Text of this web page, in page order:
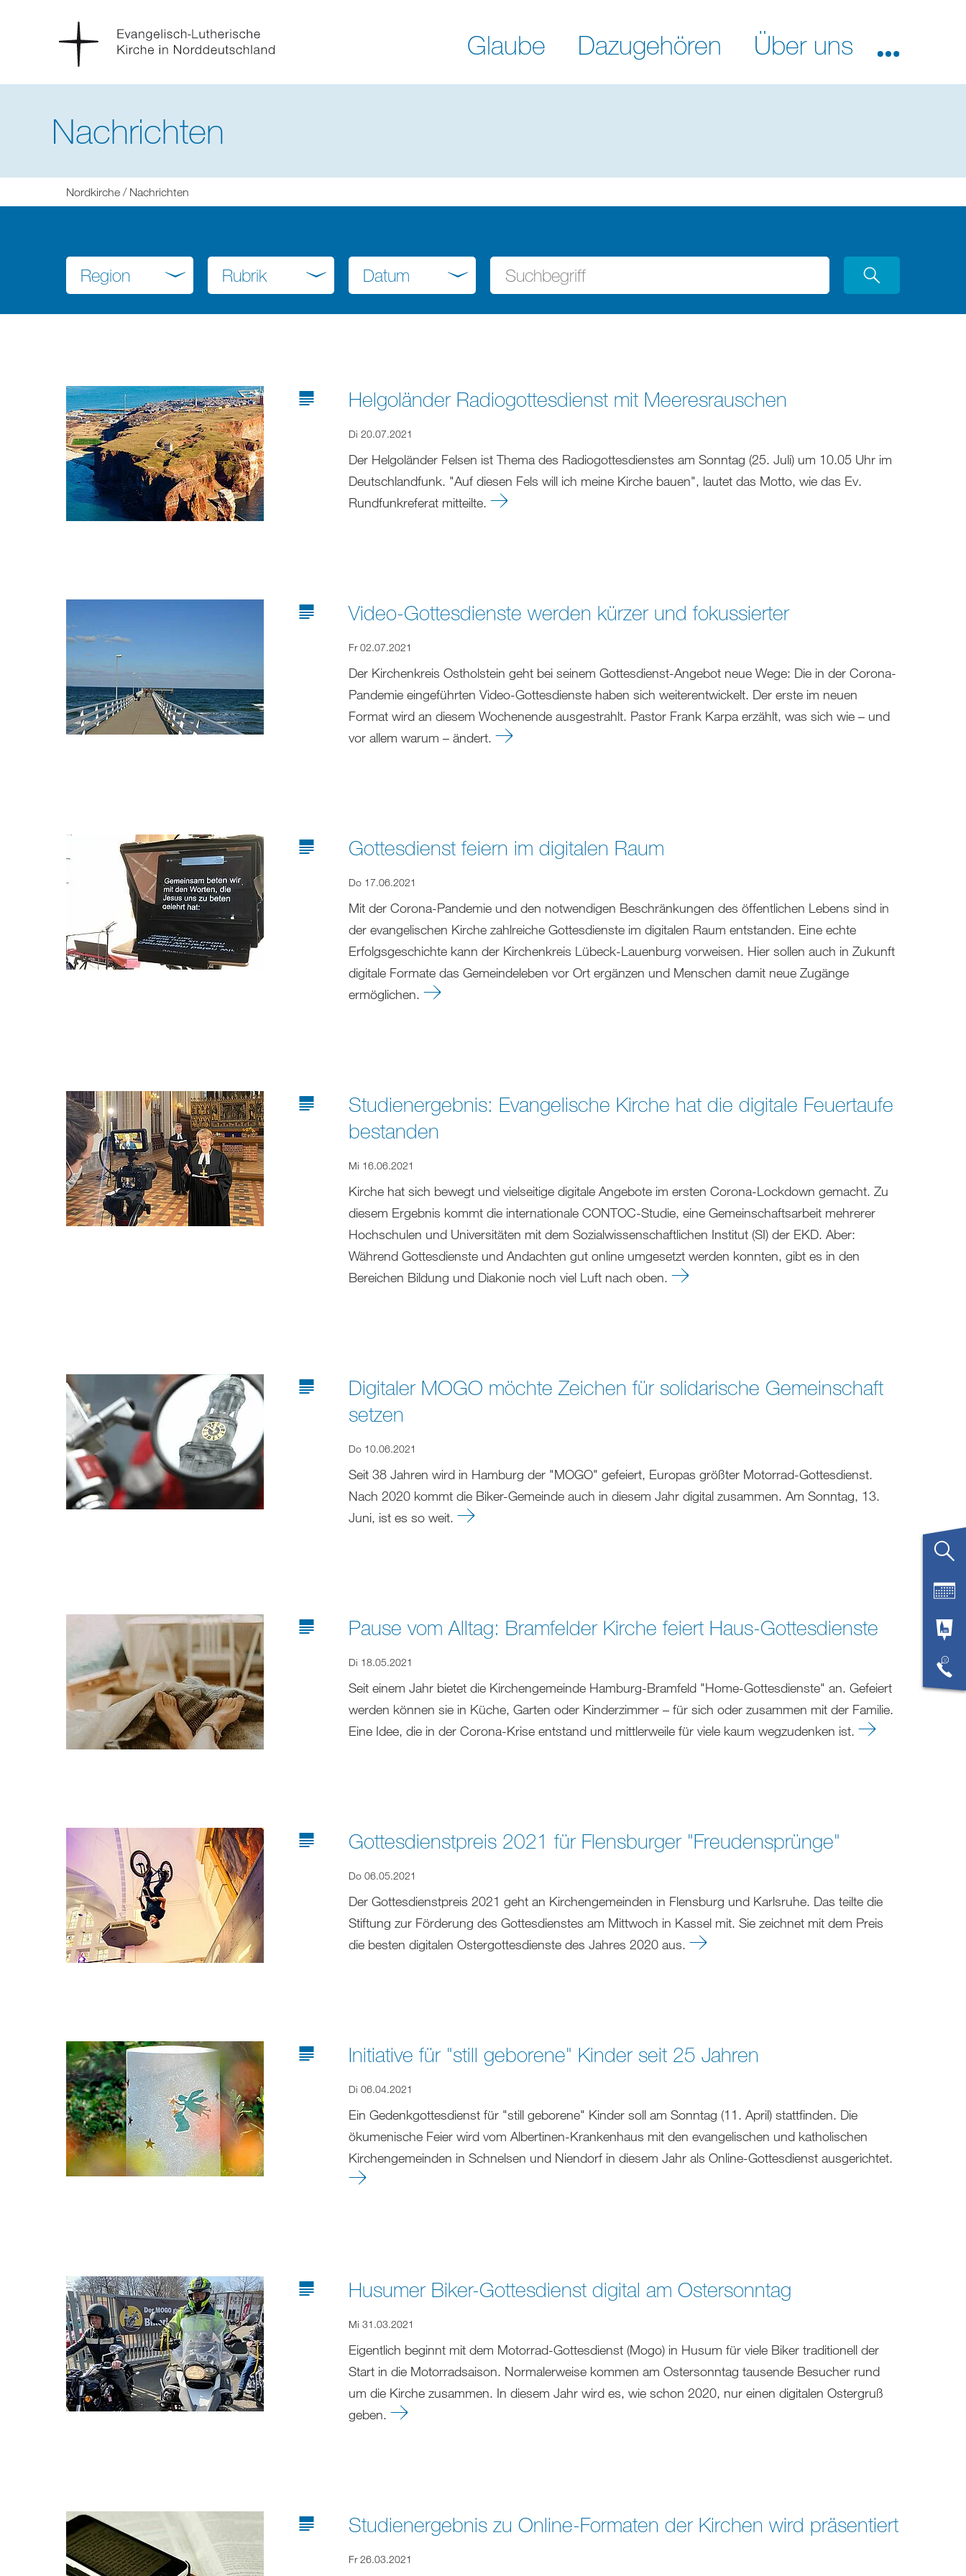
Glaube Dazugehören Über uns
Nachrichten
befinden
Nordkirche Nachrichten
Region Rubrik Datum
Helgoländer Radiogottesdienst mit Meeresrauschen
Di 20.07.2021
Der Helgoländer Felsen ist Thema des Radiogottesdienstes am Sonntag (25. Juli) um 10.05 Uhr im
Deutschlandfunk. "Auf diesen Fels will ich meine Kirche bauen", lautet das Motto, wie das Ev.
Rundfunkreferat mitteilte.
Video-Gottesdienste werden kürzer und fokussierter
Fr 02.07.2021
Der Kirchenkreis Ostholstein geht bei seinem Gottesdienst-Angebot neue Wege: Die in der Corona-
Pandemie eingeführten Video-Gottesdienste haben sich weiterentwickelt. Der erste im neuen
Format wird an diesem Wochenende ausgestrahlt. Pastor Frank Karpa erzählt, was sich wie – und
vor allem warum – ändert.
Gottesdienst feiern im digitalen Raum
Do 17.06.2021
Mit der Corona-Pandemie und den notwendigen Beschränkungen des öffentlichen Lebens sind in
der evangelischen Kirche zahlreiche Gottesdienste im digitalen Raum entstanden. Eine echte
Erfolgsgeschichte kann der Kirchenkreis Lübeck-Lauenburg vorweisen. Hier sollen auch in Zukunft
digitale Formate das Gemeindeleben vor Ort ergänzen und Menschen damit neue Zugänge
ermöglichen.
Studienergebnis: Evangelische Kirche hat die digitale Feuertaufe
bestanden
Mi 16.06.2021
Kirche hat sich bewegt und vielseitige digitale Angebote im ersten Corona-Lockdown gemacht. Zu
diesem Ergebnis kommt die internationale CONTOC-Studie, eine Gemeinschaftsarbeit mehrerer
Hochschulen und Universitäten mit dem Sozialwissenschaftlichen Institut (SI) der EKD. Aber:
Während Gottesdienste und Andachten gut online umgesetzt werden konnten, gibt es in den
Bereichen Bildung und Diakonie noch viel Luft nach oben.
Digitaler MOGO möchte Zeichen für solidarische Gemeinschaft
setzen
Do 10.06.2021
Seit 38 Jahren wird in Hamburg der "MOGO" gefeiert, Europas größter Motorrad-Gottesdienst.
Nach 2020 kommt die Biker-Gemeinde auch in diesem Jahr digital zusammen. Am Sonntag, 13.
Juni, ist es so weit.
Pause vom Alltag: Bramfelder Kirche feiert Haus-Gottesdienste
Di 18.05.2021
Seit einem Jahr bietet die Kirchengemeinde Hamburg-Bramfeld "Home-Gottesdienste" an. Gefeiert
werden können sie in Küche, Garten oder Kinderzimmer – für sich oder zusammen mit der Familie.
Eine Idee, die in der Corona-Krise entstand und mittlerweile für viele kaum wegzudenken ist.
Gottesdienstpreis 2021 für Flensburger "Freudensprünge"
Do 06.05.2021
Der Gottesdienstpreis 2021 geht an Kirchengemeinden in Flensburg und Karlsruhe. Das teilte die
Stiftung zur Förderung des Gottesdienstes am Mittwoch in Kassel mit. Sie zeichnet mit dem Preis
die besten digitalen Ostergottesdienste des Jahres 2020 aus.
Initiative für "still geborene" Kinder seit 25 Jahren
Di 06.04.2021
Ein Gedenkgottesdienst für "still geborene" Kinder soll am Sonntag (11. April) stattfinden. Die
ökumenische Feier wird vom Albertinen-Krankenhaus mit den evangelischen und katholischen
Kirchengemeinden in Schnelsen und Niendorf in diesem Jahr als Online-Gottesdienst ausgerichtet.
Husumer Biker-Gottesdienst digital am Ostersonntag
Mi 31.03.2021
Eigentlich beginnt mit dem Motorrad-Gottesdienst (Mogo) in Husum für viele Biker traditionell der
Start in die Motorradsaison. Normalerweise kommen am Ostersonntag tausende Besucher rund
um die Kirche zusammen. In diesem Jahr wird es, wie schon 2020, nur einen digitalen Ostergruß
geben.
Studienergebnis zu Online-Formaten der Kirchen wird präsentiert
Fr 26.03.2021